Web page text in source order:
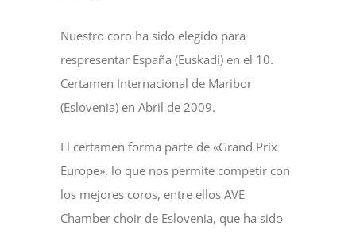
Nuestro coro ha sido elegido para
respresentar España (Euskadi) en el 10.
Certamen Internacional de Maribor
(Eslovenia) en Abril de 2009.
El certamen forma parte de «Grand Prix
Europe», lo que nos permite competir con
los mejores coros, entre ellos AVE
Chamber choir de Eslovenia, que ha sido